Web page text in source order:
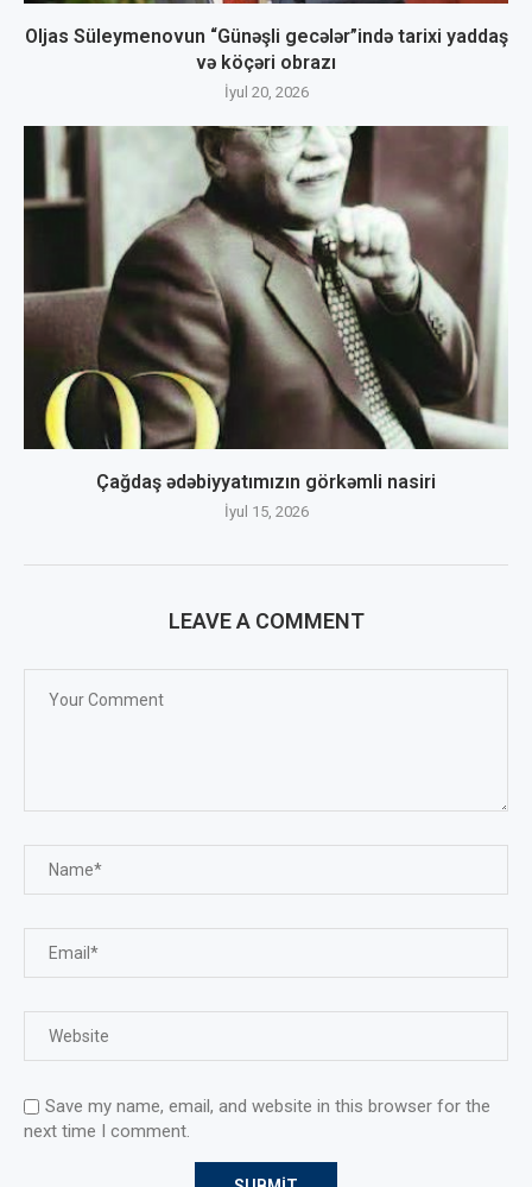
Oljas Süleymenovun “Günəşli gecələr”ində tarixi yaddaş
və köçəri obrazı
İyul 20, 2026
Çağdaş ədəbiyyatımızın görkəmli nasiri
İyul 15, 2026
LEAVE A COMMENT
Save my name, email, and website in this browser for the
next time I comment.